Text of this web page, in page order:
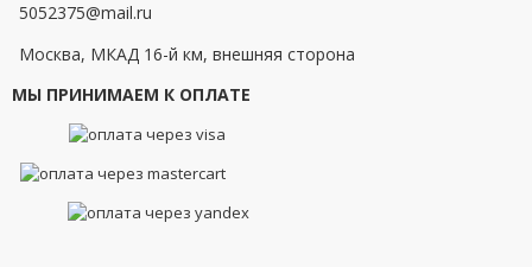
5052375@mail.ru
Москва, МКАД 16-й км, внешняя сторона
МЫ ПРИНИМАЕМ К ОПЛАТЕ